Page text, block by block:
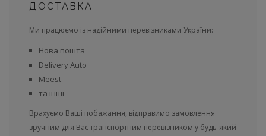
ДОСТАВКА
Ми працюємо із надійними перевізниками України:
Нова пошта
Delivery Auto
Meest
та інші
Врахуємо Ваші побажання, відправимо замовлення
зручним для Вас транспортним перевізником у будь-який